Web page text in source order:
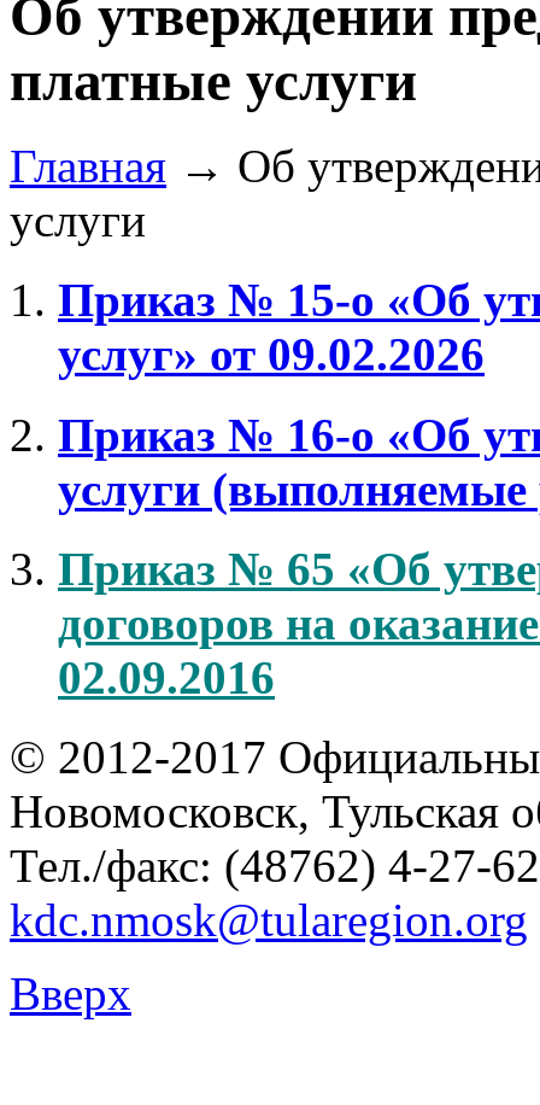
Об утверждении
платные услуги
Главная → Об
услуги
Приказ № 15-о «Об
услуг» от 09.02.2026
Приказ № 16-о «Об
услуги (выполняемые
Приказ № 65 «Об
договоров на
02.09.2016
© 2012-2017
Новомосковск, Тульская
Тел./факс: (48762) 4-27-
kdc.nmosk@tularegion.org
Вверх